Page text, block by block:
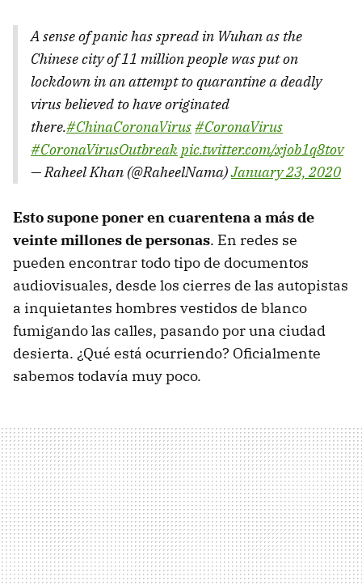
A sense of panic has spread in Wuhan as the
Chinese city of 11 million people was put on
lockdown in an attempt to quarantine a deadly
virus believed to have originated
there.#ChinaCoronaVirus#CoronaVirus
#CoronaVirusOutbreakpic.twitter.com/xjob1q8tov
— Raheel Khan (@RaheelNama)January 23, 2020
Esto supone poner en cuarentena a más de
veinte millones de personas. En redes se
pueden encontrar todo tipo de documentos
audiovisuales, desde los cierres de las autopistas
a inquietantes hombres vestidos de blanco
fumigando las calles, pasando por una ciudad
desierta. ¿Qué está ocurriendo? Oficialmente
sabemos todavía muy poco.